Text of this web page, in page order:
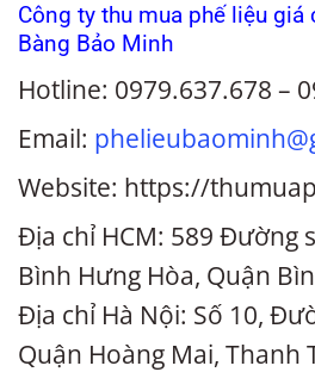
Công ty thu mua phế liệu giá
Bàng Bảo Minh
Hotline: 0979.637.678 –
Email:
Website: https://
Địa chỉ HCM: 589 Đường
Bình Hưng Hòa, Quận
Địa chỉ Hà Nội: Số 10,
Quận Hoàng Mai, Thanh